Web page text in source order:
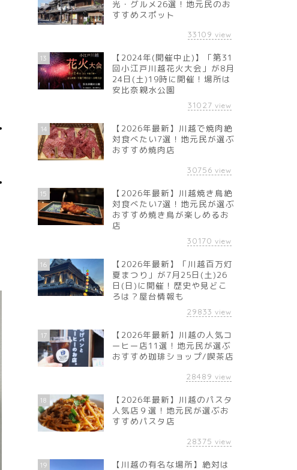
光・グルメ26選！地元民のお
すすめスポット
33109 view
13
【2024年(開催中止)】「第31
回小江戸川越花火大会」が8月
24日(土)19時に開催！場所は
安比奈親水公園
31027 view
14
【2026年最新】川越で焼肉絶
対食べたい7選！地元民が選ぶ
おすすめ焼肉店
30756 view
15
【2026年最新】川越焼き鳥絶
対食べたい7選！地元民が選ぶ
おすすめ焼き鳥が楽しめるお
店
30170 view
16
【2026年最新】「川越百万灯
夏まつり」が7月25日(土)26
日(日)に開催！歴史や見どこ
ろは？屋台情報も
29833 view
17
【2026年最新】川越の人気コ
ーヒー店11選！地元民が選ぶ
おすすめ珈琲ショップ/喫茶店
28489 view
18
【2026年最新】川越のパスタ
人気店９選！地元民が選ぶお
すすめパスタ店
28375 view
19
【川越の有名な場所】絶対は